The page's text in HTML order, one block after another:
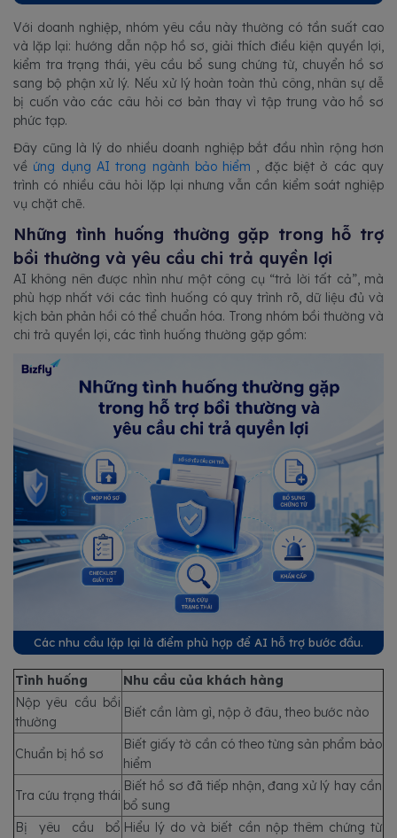
Với doanh nghiệp, nhóm yêu cầu này thường có tần suất cao
và lặp lại: hướng dẫn nộp hồ sơ, giải thích điều kiện quyền lợi,
kiểm tra trạng thái, yêu cầu bổ sung chứng từ, chuyển hồ sơ
sang bộ phận xử lý. Nếu xử lý hoàn toàn thủ công, nhân sự dễ
bị cuốn vào các câu hỏi cơ bản thay vì tập trung vào hồ sơ
phức tạp.
Đây cũng là lý do nhiều doanh nghiệp bắt đầu nhìn rộng hơn
về ứng dụng AI trong ngành bảo hiểm , đặc biệt ở các quy
trình có nhiều câu hỏi lặp lại nhưng vẫn cần kiểm soát nghiệp
vụ chặt chẽ.
Những tình huống thường gặp trong hỗ trợ
bồi thường và yêu cầu chi trả quyền lợi
AI không nên được nhìn như một công cụ “trả lời tất cả”, mà
phù hợp nhất với các tình huống có quy trình rõ, dữ liệu đủ và
kịch bản phản hồi có thể chuẩn hóa. Trong nhóm bồi thường và
chi trả quyền lợi, các tình huống thường gặp gồm:
Các nhu cầu lặp lại là điểm phù hợp để AI hỗ trợ bước đầu.
Tình huống
Nhu cầu của khách hàng
Nộp yêu cầu bồi
thường
Biết cần làm gì, nộp ở đâu, theo bước nào
Chuẩn bị hồ sơ
Biết giấy tờ cần có theo từng sản phẩm bảo
hiểm
Tra cứu trạng thái
Biết hồ sơ đã tiếp nhận, đang xử lý hay cần
bổ sung
Bị yêu cầu bổ Hiểu lý do và biết cần nộp thêm chứng từ